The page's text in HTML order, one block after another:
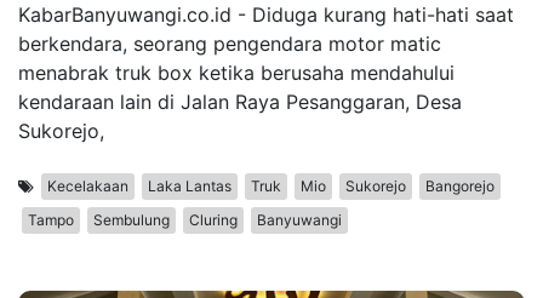
KabarBanyuwangi.co.id - Diduga kurang hati-hati saat
berkendara, seorang pengendara motor matic
menabrak truk box ketika berusaha mendahului
kendaraan lain di Jalan Raya Pesanggaran, Desa
Sukorejo,
Kecelakaan Laka Lantas Truk Mio Sukorejo
Bangorejo
Tampo
Sembulung Cluring Banyuwangi